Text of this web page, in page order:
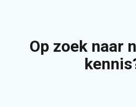
Op zoek naar